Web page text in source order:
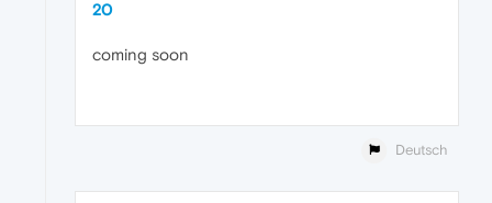
20
coming soon
Deutsch